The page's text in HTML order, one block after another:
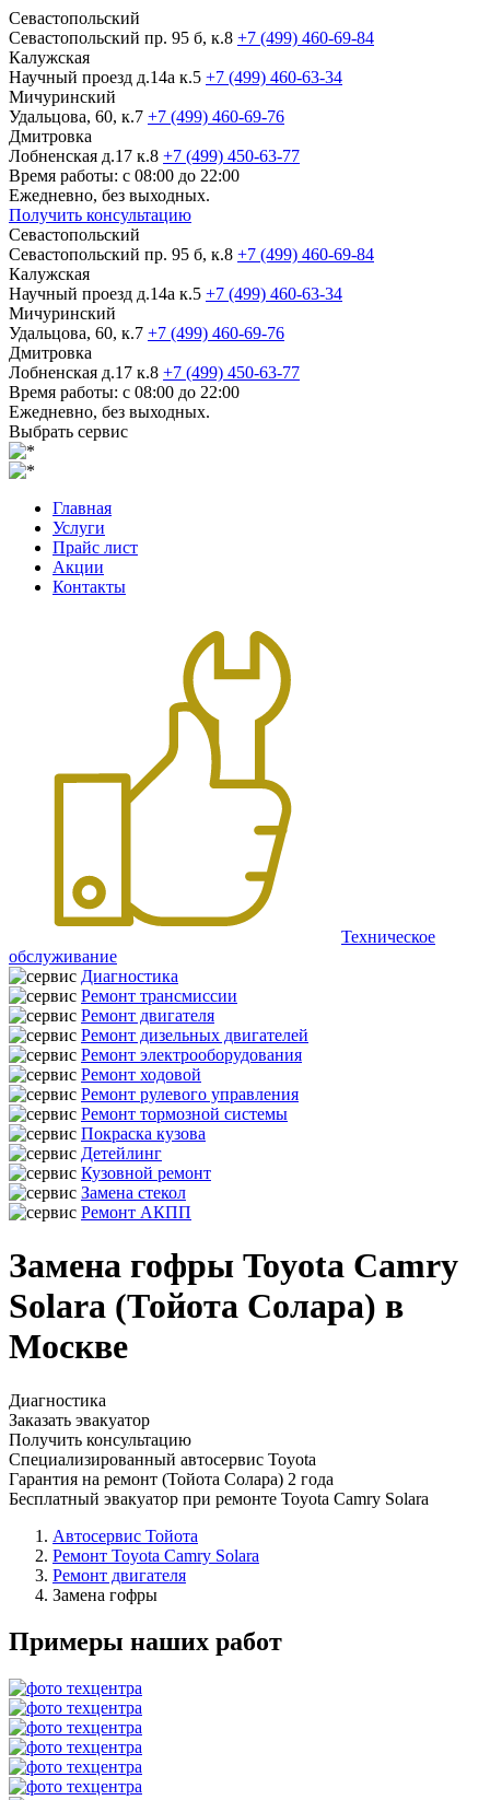
Севастопольский
Севастопольский пр. 95 б, к.8 +7 (499) 460-69-84
Калужская
Научный проезд д.14а к.5 +7 (499) 460-63-34
Мичуринский
Удальцова, 60, к.7 +7 (499) 460-69-76
Дмитровка
Лобненская д.17 к.8 +7 (499) 450-63-77
Время работы: с 08:00 до 22:00
Ежедневно, без выходных.
Получить консультацию
Севастопольский
Севастопольский пр. 95 б, к.8 +7 (499) 460-69-84
Калужская
Научный проезд д.14а к.5 +7 (499) 460-63-34
Мичуринский
Удальцова, 60, к.7 +7 (499) 460-69-76
Дмитровка
Лобненская д.17 к.8 +7 (499) 450-63-77
Время работы: с 08:00 до 22:00
Ежедневно, без выходных.
Выбрать сервис
Главная
Услуги
Прайс лист
Акции
Контакты
Техническое
обслуживание
Диагностика
Ремонт трансмиссии
Ремонт двигателя
Ремонт дизельных двигателей
Ремонт электрооборудования
Ремонт ходовой
Ремонт рулевого управления
Ремонт тормозной системы
Покраска кузова
Детейлинг
Кузовной ремонт
Замена стекол
Ремонт АКПП
Замена гофры Toyota Camry
Solara (Тойота Солара) в
Москве
Диагностика
Заказать эвакуатор
Получить консультацию
Специализированный автосервис Toyota
Гарантия на ремонт (Тойота Солара) 2 года
Бесплатный эвакуатор при ремонте Toyota Camry Solara
Автосервис Тойота
Ремонт Toyota Camry Solara
Ремонт двигателя
Замена гофры
Примеры наших работ